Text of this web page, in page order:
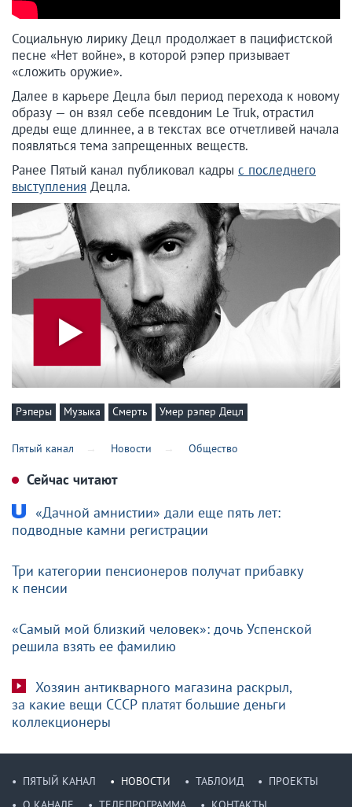
Социальную лирику Децл продолжает в пацифистской
песне «Нет войне», в которой рэпер призывает
«сложить оружие».
Далее в карьере Децла был период перехода к новому
образу — он взял себе псевдоним Le Truk, отрастил
дреды еще длиннее, а в текстах все отчетливей начала
появляться тема запрещенных веществ.
Ранее Пятый канал публиковал кадры с последнего
выступления Децла.
Рэперы Музыка Смерть Умер рэпер Децл
Пятый канал Новости Общество
Сейчас читают
«Дачной амнистии» дали еще пять лет:
подводные камни регистрации
Три категории пенсионеров получат прибавку
к пенсии
«Самый мой близкий человек»: дочь Успенской
решила взять ее фамилию
Хозяин антикварного магазина раскрыл,
за какие вещи СССР платят большие деньги
коллекционеры
ПЯТЫЙ КАНАЛ НОВОСТИ ТАБЛОИД
ПРОЕКТЫ